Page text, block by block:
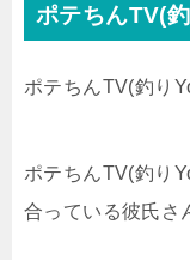
ポテちんTV(
ポテちんTV(釣り
ポテちんTV(釣り
合っている彼氏さ